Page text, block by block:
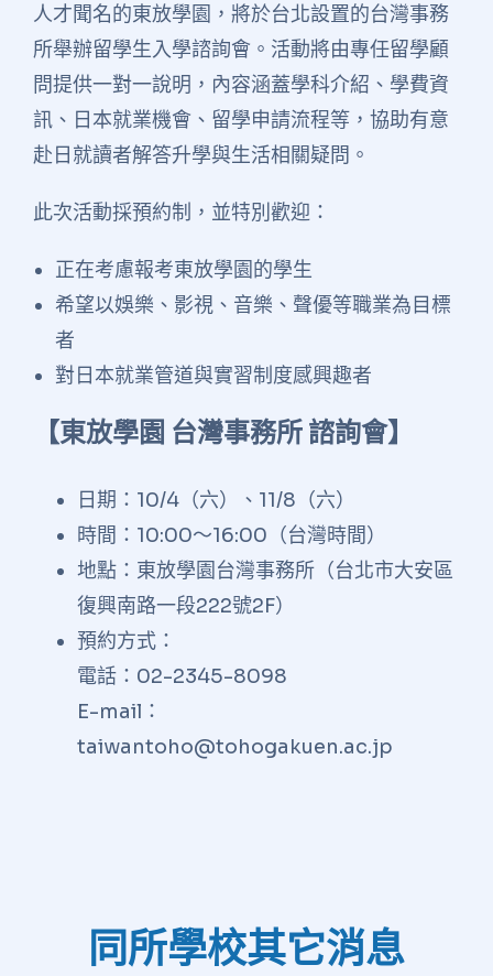
人才聞名的東放學園，將於台北設置的台灣事務
所舉辦留學生入學諮詢會。活動將由專任留學顧
問提供一對一說明，內容涵蓋學科介紹、學費資
訊、日本就業機會、留學申請流程等，協助有意
赴日就讀者解答升學與生活相關疑問。
此次活動採預約制，並特別歡迎：
正在考慮報考東放學園的學生
希望以娛樂、影視、音樂、聲優等職業為目標
者
對日本就業管道與實習制度感興趣者
【東放學園 台灣事務所 諮詢會】
日期：10/4（六）、11/8（六）
時間：10:00～16:00（台灣時間）
地點：東放學園台灣事務所（台北市大安區
復興南路一段222號2F）
預約方式：
電話：02-2345-8098
E-mail：
taiwantoho@tohogakuen.ac.jp
同所學校其它消息